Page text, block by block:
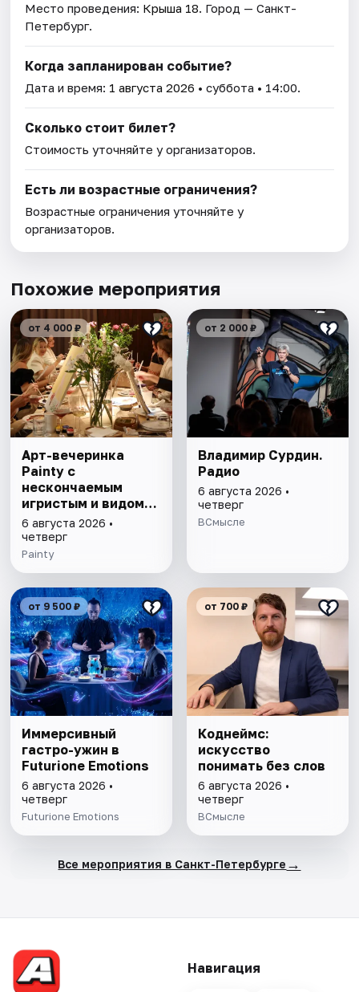
Место проведения: Крыша 18. Город — Санкт-
Петербург.
Когда запланирован событие?
Дата и время: 1 августа 2026 • суббота • 14:00.
Сколько стоит билет?
Стоимость уточняйте у организаторов.
Есть ли возрастные ограничения?
Возрастные ограничения уточняйте у
организаторов.
Похожие мероприятия
от 4 000 ₽
Арт-вечеринка
Painty с
нескончаемым
игристым и видом
на Театр им. Андрея
Миронова
6 августа 2026 •
четверг
Painty
от 2 000 ₽
Владимир Сурдин.
Радио
6 августа 2026 •
четверг
ВСмысле
от 9 500 ₽
Иммерсивный
гастро-ужин в
Futurione Emotions
6 августа 2026 •
четверг
Futurione Emotions
от 700 ₽
Коднеймс:
искусство
понимать без слов
6 августа 2026 •
четверг
ВСмысле
Все мероприятия в Санкт-Петербурге →
Навигация